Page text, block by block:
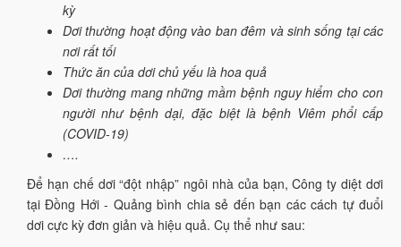
kỳ
Dơi thường hoạt động vào ban đêm và sinh sống tại các
nơi rất tối
Thức ăn của dơi chủ yếu là hoa quả
Dơi thường mang những mầm bệnh nguy hiểm cho con
người như bệnh dại, đặc biệt là bệnh Viêm phổi cấp
(COVID-19)
….
Để hạn chế dơi “đột nhập” ngôi nhà của bạn, Công ty diệt dơi
tại Đồng Hới - Quảng bình chia sẻ đến bạn các cách tự đuổi
dơi cực kỳ đơn giản và hiệu quả. Cụ thể như sau: